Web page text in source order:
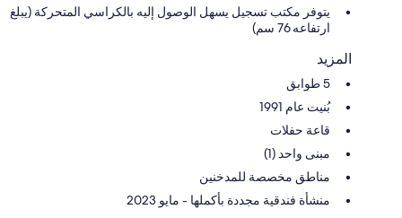
يتوفر مكتب تسجيل يسهل الوصول إليه بالكراسي المتحركة (يبلغ
ارتفاعه 76 سم)
المزيد
5 طوابق
بُنيت عام 1991
قاعة حفلات
مبنى واحد (1)
مناطق مخصصة للمدخنين
منشأة فندقية مجددة بأكملها - مايو 2023